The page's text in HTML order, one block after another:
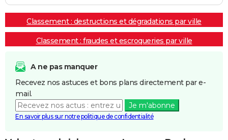
Classement : destructions et dégradations par ville
Classement : fraudes et escroqueries par ville
A ne pas manquer
Recevez nos astuces et bons plans directement par e-
mail.
Je m'abonne
En savoir plus sur notre politique de confidentialité